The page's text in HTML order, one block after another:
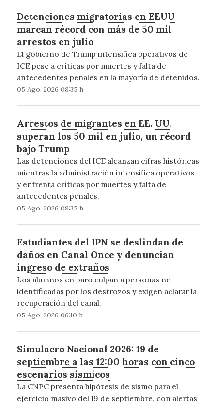
Detenciones migratorias en EEUU
marcan récord con más de 50 mil
arrestos en julio
El gobierno de Trump intensifica operativos de
ICE pese a críticas por muertes y falta de
antecedentes penales en la mayoría de detenidos.
05 Ago, 2026 08:35 h
Arrestos de migrantes en EE. UU.
superan los 50 mil en julio, un récord
bajo Trump
Las detenciones del ICE alcanzan cifras históricas
mientras la administración intensifica operativos
y enfrenta críticas por muertes y falta de
antecedentes penales.
05 Ago, 2026 08:35 h
Estudiantes del IPN se deslindan de
daños en Canal Once y denuncian
ingreso de extraños
Los alumnos en paro culpan a personas no
identificadas por los destrozos y exigen aclarar la
recuperación del canal.
05 Ago, 2026 06:10 h
Simulacro Nacional 2026: 19 de
septiembre a las 12:00 horas con cinco
escenarios sísmicos
La CNPC presenta hipótesis de sismo para el
ejercicio masivo del 19 de septiembre, con alertas